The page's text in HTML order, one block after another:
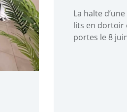
La halte
lits en dortoir
portes le 8